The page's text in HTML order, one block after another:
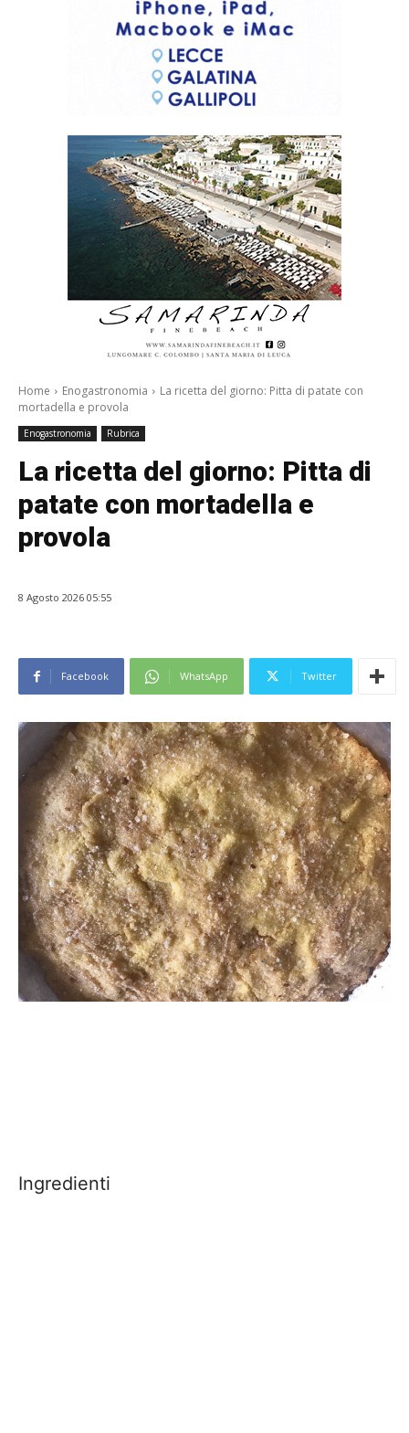
Home Enogastronomia
La ricetta del giorno: Pitta di patate con
mortadella e provola
Enogastronomia Rubrica
La ricetta del giorno: Pitta di
patate con mortadella e
provola
8 Agosto 2026 05:55
Facebook WhatsApp Twitter
Ingredienti